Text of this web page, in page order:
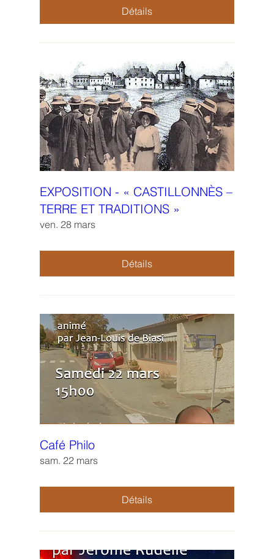
Détails
EXPOSITION - « CASTILLONNÈS –
TERRE ET TRADITIONS »
ven. 28 mars
Détails
Café Philo
sam. 22 mars
Détails